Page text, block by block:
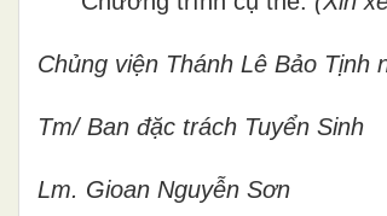
Chủng viện Thánh Lê Bảo Tịnh
Tm/ Ban đặc trách Tuyển Sinh
Lm. Gioan Nguyễn Sơn